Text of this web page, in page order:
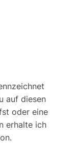
auf diesen
oder eine
erhalte ich